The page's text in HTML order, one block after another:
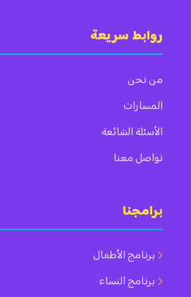
روابط سريعة
من نحن
المسارات
الأسئلة الشائعة
تواصل معنا
برامجنا
برنامج الأطفال
برنامج النساء